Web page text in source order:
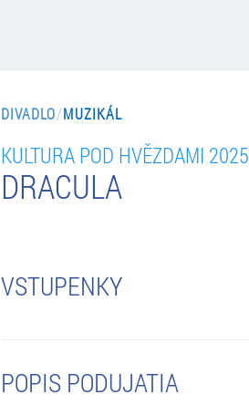
DIVADLO/MUZIKÁL
KULTURA POD HVĚZDAMI 2025
DRACULA
VSTUPENKY
POPIS PODUJATIA